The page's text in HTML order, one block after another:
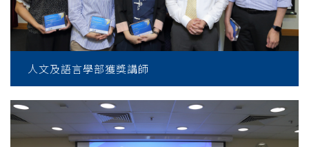
人文及語言學部獲獎講師